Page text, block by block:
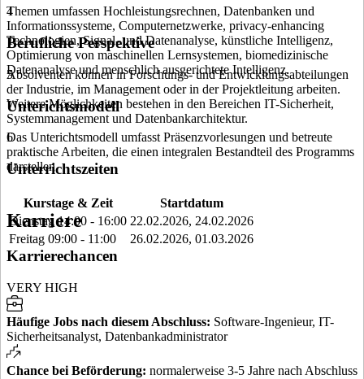
Themen umfassen Hochleistungsrechnen, Datenbanken und
Informationssysteme, Computernetzwerke, privacy-enhancing
Technologien, Signal- und Datenanalyse, künstliche Intelligenz,
Optimierung von maschinellen Lernsystemen, biomedizinische
Datenanalyse und menschlich ausgerichtete Intelligenz.
4
Berufliche Perspektive
Absolventen können in Forschungs- und Entwicklungsabteilungen
der Industrie, im Management oder in der Projektleitung arbeiten.
Weitere Möglichkeiten bestehen in den Bereichen IT-Sicherheit,
Systemmanagement und Datenbankarchitektur.
5
Unterichtsmodell
Das Unterichtsmodell umfasst Präsenzvorlesungen und betreute
praktische Arbeiten, die einen integralen Bestandteil des Programms
darstellen.
6
Unterrichtszeiten
Kurstage & Zeit
Startdatum
Dienstag 14:00 - 16:00 22.02.2026, 24.02.2026
Freitag 09:00 - 11:00
26.02.2026, 01.03.2026
Karriere
Karrierechancen
VERY HIGH
Häufige Jobs nach diesem Abschluss: Software-Ingenieur, IT-
Sicherheitsanalyst, Datenbankadministrator
Chance bei Beförderung: normalerweise 3-5 Jahre nach Abschluss